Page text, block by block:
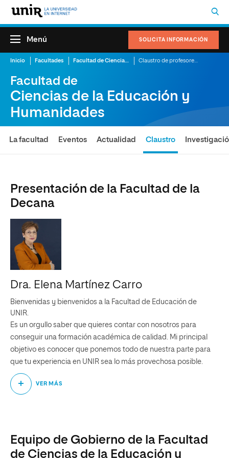
SOLICITA INFORMACIÓN
Menú
Inicio Facultades Facultad de Ciencias de la Educación y Humanidades
Facultad de
Ciencias de la Educación y
Humanidades
La facultad Eventos Actualidad Claustro
Presentación de la Facultad de la
Decana
Dra. Elena Martínez Carro
Bienvenidas y bienvenidos a la Facultad de Educación de
UNIR.
Es un orgullo saber que quieres contar con nosotros para
conseguir una formación académica de calidad. Mi principal
objetivo es conocer que ponemos todo de nuestra parte para
que tu experiencia en UNIR sea lo más provechosa posible.
En 2010 UNIR inició sus programas con la implementación de
los Grados en Maestro en Infantil y en Primaria y con el Máster
mejora constantes.
Conscientes de que la educación de los niños y adolescentes
VER MÁS
Equipo de Gobierno de la Facultad
de Ciencias de la Educación y